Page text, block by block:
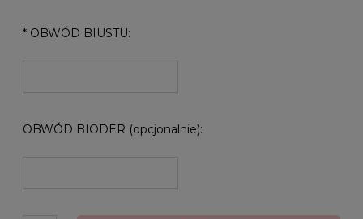
* OBWÓD BIUSTU:
OBWÓD BIODER (opcjonalnie):